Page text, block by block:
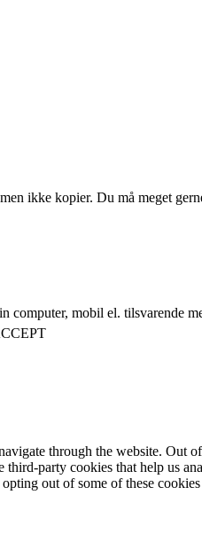
ikke kopier. Du må meget
computer, mobil el.
through the website. Out
party cookies that help us
out of some of these